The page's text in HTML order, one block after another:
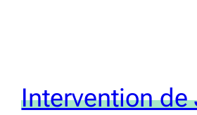
Intervention de